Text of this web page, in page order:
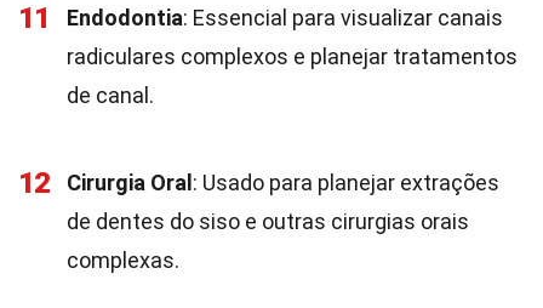
11 Endodontia: Essencial para visualizar canais
radiculares complexos e planejar tratamentos
de canal.
12 Cirurgia Oral : Usado para planejar extrações
de dentes do siso e outras cirurgias orais
complexas.